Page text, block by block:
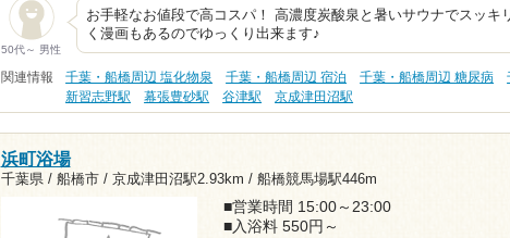
50代～ 男性
お手軽なお値段で高コスパ！ 高濃度炭酸泉と暑いサウナでスッキ
く漫画もあるのでゆっくり出来ます♪
関連情報 千葉・船橋周辺 塩化物泉 千葉・船橋周辺 宿泊 千葉・船橋周辺 糖尿病
新習志野駅
幕張豊砂駅 谷津駅 京成津田沼駅
浜町浴場
千葉県 / 船橋市 / 京成津田沼駅2.93km / 船橋競馬場駅446m
■営業時間 15:00～23:00
■入浴料 550円～